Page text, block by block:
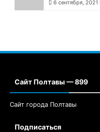
6 сентября, 2021
Сайт Полтавы — 899
Сайт города Полтавы
Подписаться